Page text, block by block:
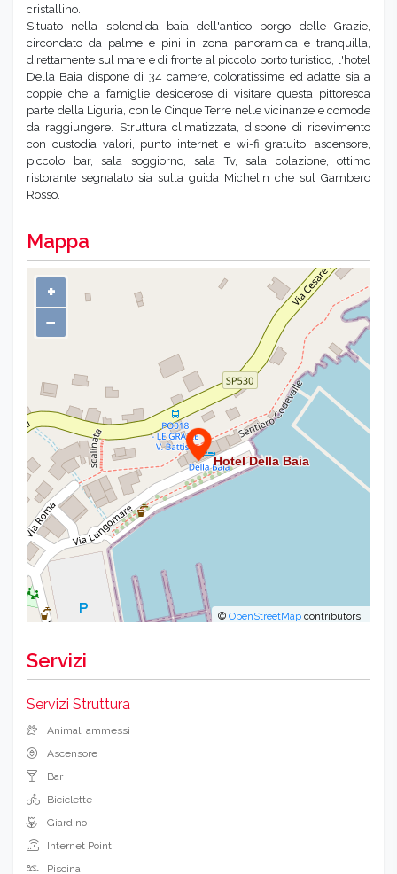
cristallino.
Situato nella splendida baia dell'antico borgo delle Grazie,
circondato da palme e pini in zona panoramica e tranquilla,
direttamente sul mare e di fronte al piccolo porto turistico, l'hotel
Della Baia dispone di 34 camere, coloratissime ed adatte sia a
coppie che a famiglie desiderose di visitare questa pittoresca
parte della Liguria, con le Cinque Terre nelle vicinanze e comode
da raggiungere. Struttura climatizzata, dispone di ricevimento
con custodia valori, punto internet e wi-fi gratuito, ascensore,
piccolo bar, sala soggiorno, sala Tv, sala colazione, ottimo
ristorante segnalato sia sulla guida Michelin che sul Gambero
Rosso.
Mappa
+
−
©OpenStreetMap contributors.
Servizi
Servizi Struttura
Animali ammessi
Ascensore
Bar
Biciclette
Giardino
Internet Point
Piscina